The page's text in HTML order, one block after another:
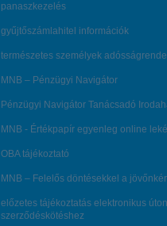
panaszkezelés
gyűjtőszámlahitel információk
természetes személyek
MNB – Pénzügyi Navigátor
Pénzügyi Navigátor Tanácsadó
MNB - Értékpapír egyenleg online
OBA tájékoztató
MNB – Felelős döntésekkel a
előzetes tájékoztatás elektronikus
szerződéskötéshez